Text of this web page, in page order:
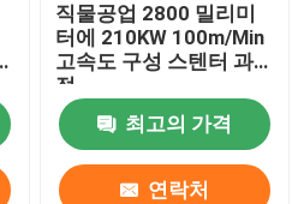
직물공업 2800 밀리미
터에 210KW 100m/Min
고속도 구성 스텐터 과
정
최고의 가격
연락처